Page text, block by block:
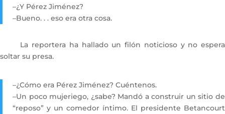
–¿Y Pérez Jiménez?
–Bueno. . . eso era otra cosa.
La reportera ha hallado un filón noticioso y no espera
soltar su presa.
–¿Cómo era Pérez Jiménez? Cuéntenos.
–Un poco mujeriego, ¿sabe? Mandó a construir un sitio de
“reposo” y un comedor íntimo. El presidente Betancourt